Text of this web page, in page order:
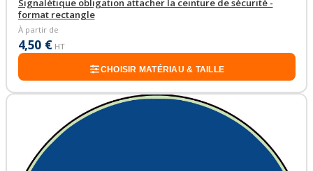
Signalétique obligation attacher la ceinture de sécurité -
format rectangle
À partir de
4,50 € HT
CHOISIR MATÉRIAU & TAILLE